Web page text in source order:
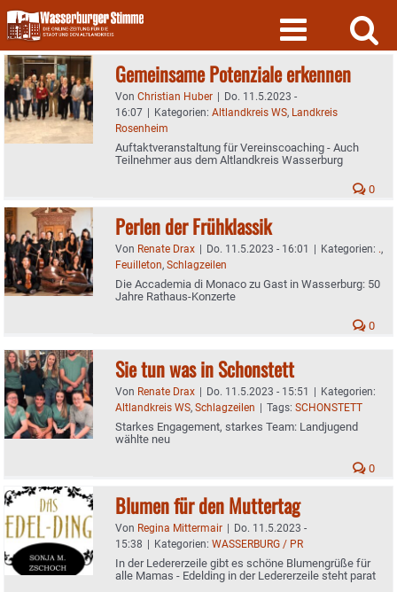
Skip
to
content
Gemeinsame Potenziale erkennen
Von Christian Huber | Do. 11.5.2023 -
16:07 | Kategorien: Altlandkreis WS, Landkreis
Rosenheim
Auftaktveranstaltung für Vereinscoaching - Auch
Teilnehmer aus dem Altlandkreis Wasserburg
0
Perlen der Frühklassik
Von Renate Drax | Do. 11.5.2023 - 16:01 | Kategorien: .,
Feuilleton, Schlagzeilen
Die Accademia di Monaco zu Gast in Wasserburg: 50
Jahre Rathaus-Konzerte
0
Sie tun was in Schonstett
Von Renate Drax | Do. 11.5.2023 - 15:51 | Kategorien:
Altlandkreis WS, Schlagzeilen | Tags: SCHONSTETT
Starkes Engagement, starkes Team: Landjugend
wählte neu
0
Blumen für den Muttertag
Von Regina Mittermair | Do. 11.5.2023 -
15:38 | Kategorien: WASSERBURG / PR
In der Ledererzeile gibt es schöne Blumengrüße für
alle Mamas - Edelding in der Ledererzeile steht parat